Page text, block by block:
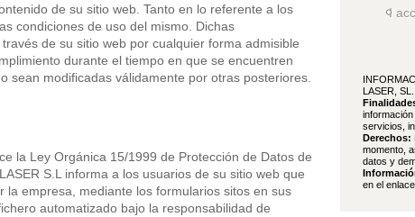
de su sitio web. Tanto en lo referente a los
condiciones de uso del mismo. Dichas
de su sitio web por cualquier forma admisible
durante el tiempo en que se encuentren
sean modificadas válidamente por otras posteriores.
la Ley Orgánica 15/1999 de Protección de Datos de
S.L informa a los usuarios de su sitio web que
la empresa, mediante los formularios sitos en sus
automatizado bajo la responsabilidad de
I
LASER, SL.
servicios,
Derechos:
momento,
datos y
en el